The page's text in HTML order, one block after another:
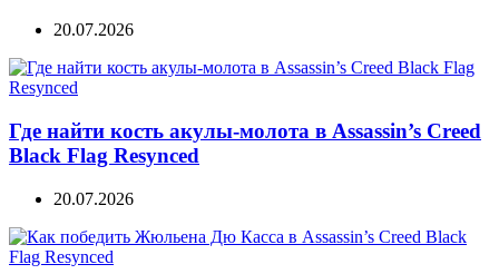
20.07.2026
Где найти кость акулы-молота в Assassin’s Creed
Black Flag Resynced
20.07.2026